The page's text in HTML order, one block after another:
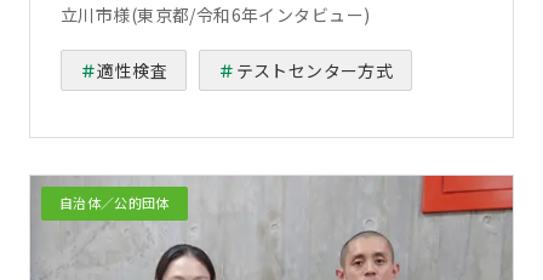
立川市様(東京都/令和6年インタビュー)
適性検査 テストセンター方式
自治体／公的団体